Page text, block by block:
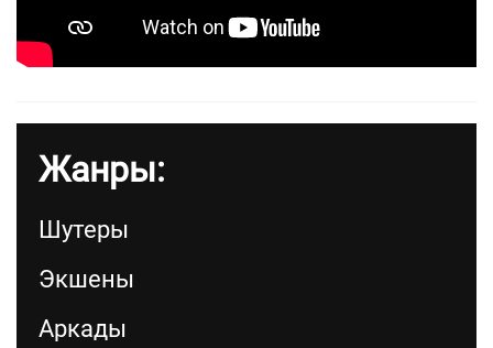
Жанры:
Шутеры
Экшены
Аркады